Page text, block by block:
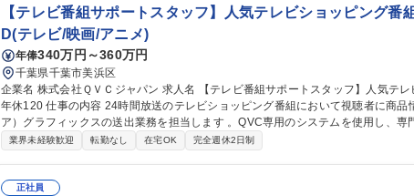
【テレビ番組サポートスタッフ】人気テレビショッピング番
D(テレビ/映画/アニメ)
年俸340万円～360万円
千葉県千葉市美浜区
企業名 株式会社ＱＶＣジャパン 求人名 【テレビ番組サポートスタッフ】人気テレビショッピング番組/未経験OK/
年休120 仕事の内容 24時間放送のテレビショッピング番組において視聴者に商品情報を伝えるためのOA（オンエ
ア）グラフィックスの送出業務を担当します 。QVC専用のシステムを使用し、専
いただきます。 ■OAグラフィックス操作：生放送中、プロデューサーの指示のもと商品情報(品名、価格、カラー
に2週間後の放送番組の情報を準備するサイクルでデータベースから取得した商
力。また、システムに入力した情報と実際の放送内容(価格、送料、ゲスト名など
業界未経験歓迎 転勤なし 在宅OK 完全週休2日制
正社員